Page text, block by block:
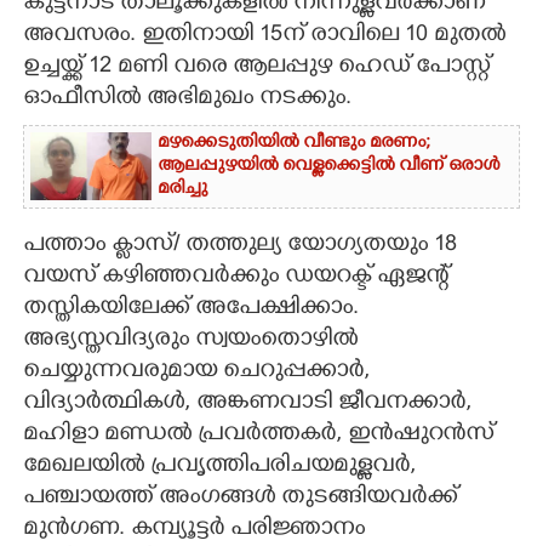
ASTRO
CARTOONS
LITERATURE
ZOOM
CONTACT US
അവസരം. ഇതിനായി 15ന് രാവിലെ 10 മുതൽ
ഉച്ചയ്ക്ക് 12 മണി വരെ ആലപ്പുഴ ഹെഡ് പോസ്റ്റ്
ഓഫീസിൽ അഭിമുഖം നടക്കും.
മഴക്കെടുതിയിൽ വീണ്ടും മരണം;
ആലപ്പുഴയിൽ വെള്ളക്കെട്ടിൽ വീണ് ഒരാൾ
മരിച്ചു
പത്താം ക്ലാസ്/ തത്തുല്യ യോഗ്യതയും 18
വയസ് കഴിഞ്ഞവർക്കും ഡയറക്ട് ഏജന്റ്
തസ്തികയിലേക്ക് അപേക്ഷിക്കാം.
അഭ്യസ്തവിദ്യരും സ്വയംതൊഴിൽ
ചെയ്യുന്നവരുമായ ചെറുപ്പക്കാർ,
വിദ്യാർത്ഥികൾ, അങ്കണവാടി ജീവനക്കാർ,
മഹിളാ മണ്ഡൽ പ്രവർത്തകർ, ഇൻഷുറൻസ്
മേഖലയിൽ പ്രവൃത്തിപരിചയമുള്ളവർ,
പഞ്ചായത്ത് അംഗങ്ങൾ തുടങ്ങിയവർക്ക്
മുൻഗണ. കമ്പ്യൂട്ടർ പരിജ്ഞാനം